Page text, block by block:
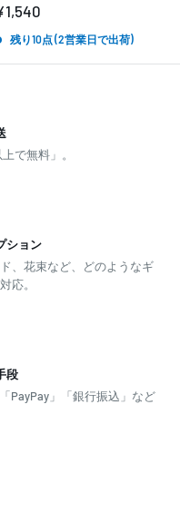
残り10点 (2営業日で出荷)
で無料」。
ション
、花束など、どのようなギ
応。
段
PayPay」「銀行振込」など